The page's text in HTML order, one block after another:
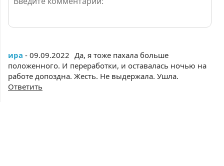
ира - 09.09.2022 Да, я тоже пахала больше
положенного. И переработки, и оставалась ночью на
работе допоздна. Жесть. Не выдержала. Ушла.
Ответить